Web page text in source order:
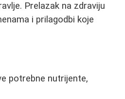
Prelazak na zdraviju
i prilagodbi koje
potrebne nutrijente,